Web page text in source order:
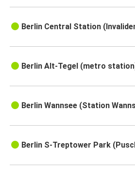
Berlin Central Station
Berlin Alt-Tegel (metro
Berlin Wannsee (Station
Berlin S-Treptower Park